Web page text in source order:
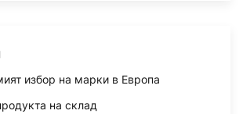
избор на марки в Европа
на склад